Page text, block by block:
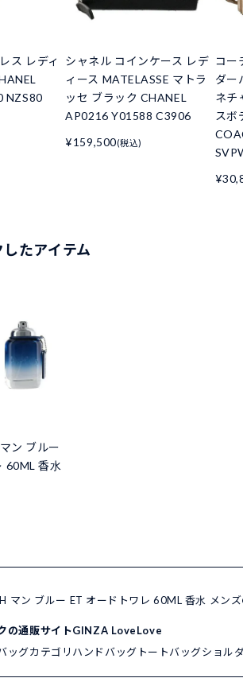
ス レディ
NZS80
シャネル コインケース レデ
ィース MATELASSE マトラ
ッセ ブラック CHANEL
AP0216 Y01588 C3906
¥159,500(税込)
コー
ダー
ネチ
スボ
たアイテム
ン ブルー
60ML 香水
マン ブルー ET オードトワレ 60ML 香水 メンズ
の通販サイトGINZA LoveLove
ッグカテゴリ ハンドバッグ トートバッグショル